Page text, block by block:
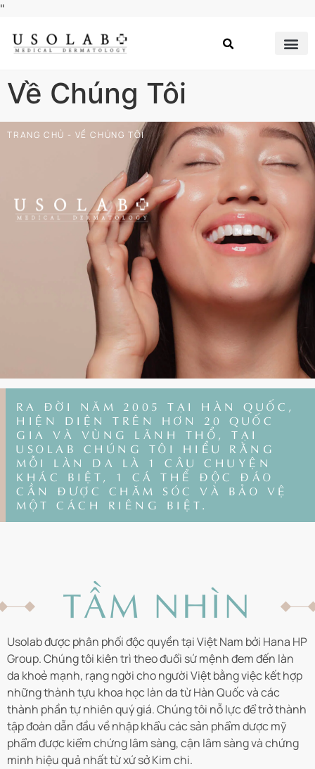
"
Về Chúng Tôi
TRANG CHỦ - VỀ CHÚNG TÔI
RA ĐỜI NĂM 2005 TẠI HÀN QUỐC,
HIỆN DIỆN TRÊN HƠN 20 QUỐC
GIA VÀ VÙNG LÃNH THỔ, TẠI
USOLAB CHÚNG TÔI HIỂU RẰNG
MỖI LÀN DA LÀ 1 CÂU CHUYỆN
KHÁC BIỆT, 1 CÁ THỂ ĐỘC ĐÁO
CẦN ĐƯỢC CHĂM SÓC VÀ BẢO VỆ
MỘT CÁCH RIÊNG BIỆT.
TẦM NHÌN
Usolab được phân phối độc quyền tại Việt Nam bởi Hana HP
Group. Chúng tôi kiên trì theo đuổi sứ mệnh đem đến làn
da khoẻ mạnh, rạng ngời cho người Việt bằng việc kết hợp
những thành tựu khoa học làn da từ Hàn Quốc và các
thành phần tự nhiên quý giá. Chúng tôi nỗ lực để trở thành
tập đoàn dẫn đầu về nhập khẩu các sản phẩm dược mỹ
phẩm được kiểm chứng lâm sàng, cận lâm sàng và chứng
minh hiệu quả nhất từ xứ sở Kim chi.